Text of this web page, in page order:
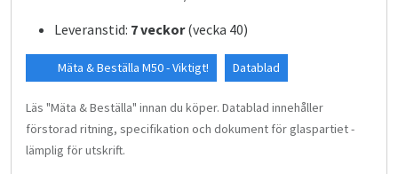
Leveranstid: 7 veckor(vecka 40)
Mäta & Beställa M50 - Viktigt! Datablad
Läs "Mäta & Beställa" innan du köper. Datablad innehåller
förstorad ritning, specifikation och dokument för glaspartiet -
lämplig för utskrift.